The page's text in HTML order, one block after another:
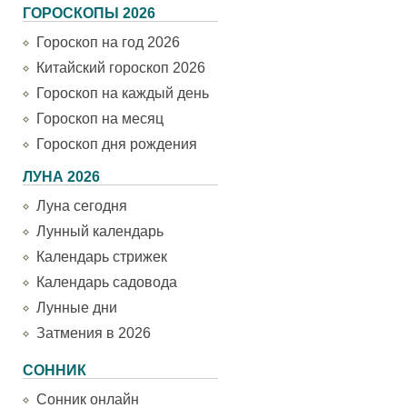
ГОРОСКОПЫ 2026
Гороскоп на год 2026
Китайский гороскоп 2026
Гороскоп на каждый день
Гороскоп на месяц
Гороскоп дня рождения
ЛУНА 2026
Луна сегодня
Лунный календарь
Календарь стрижек
Календарь садовода
Лунные дни
Затмения в 2026
СОННИК
Сонник онлайн